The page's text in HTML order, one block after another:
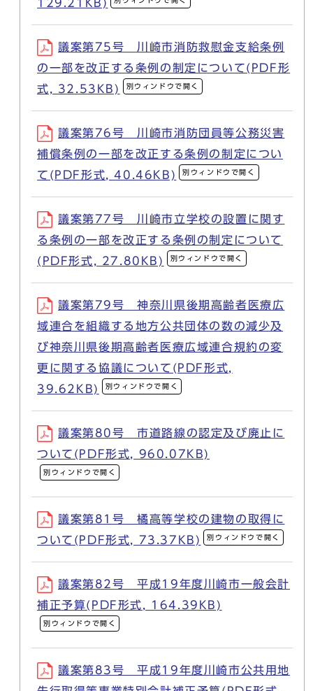
129.21KB)
議案第75号 川崎市消防救慰金支給条例
の一部を改正する条例の制定について(PDF形
式, 32.53KB)
別ウィンドウで開く
議案第76号 川崎市消防団員等公務災害
補償条例の一部を改正する条例の制定につい
て(PDF形式, 40.46KB)
別ウィンドウで開く
議案第77号 川崎市立学校の設置に関す
る条例の一部を改正する条例の制定について
(PDF形式, 27.80KB)
別ウィンドウで開く
議案第79号 神奈川県後期高齢者医療広
域連合を組織する地方公共団体の数の減少及
び神奈川県後期高齢者医療広域連合規約の変
更に関する協議について(PDF形式,
39.62KB)
別ウィンドウで開く
議案第80号 市道路線の認定及び廃止に
ついて(PDF形式, 960.07KB)
別ウィンドウで開く
議案第81号 橘高等学校の建物の取得に
ついて(PDF形式, 73.37KB)
別ウィンドウで開く
議案第82号 平成19年度川崎市一般会計
補正予算(PDF形式, 164.39KB)
別ウィンドウで開く
議案第83号 平成19年度川崎市公共用地